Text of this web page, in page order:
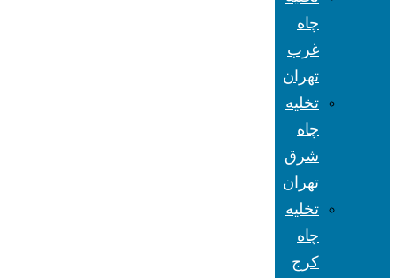
چاه
غرب
تهران
تخلیه
چاه
شرق
تهران
تخلیه
چاه
کرج